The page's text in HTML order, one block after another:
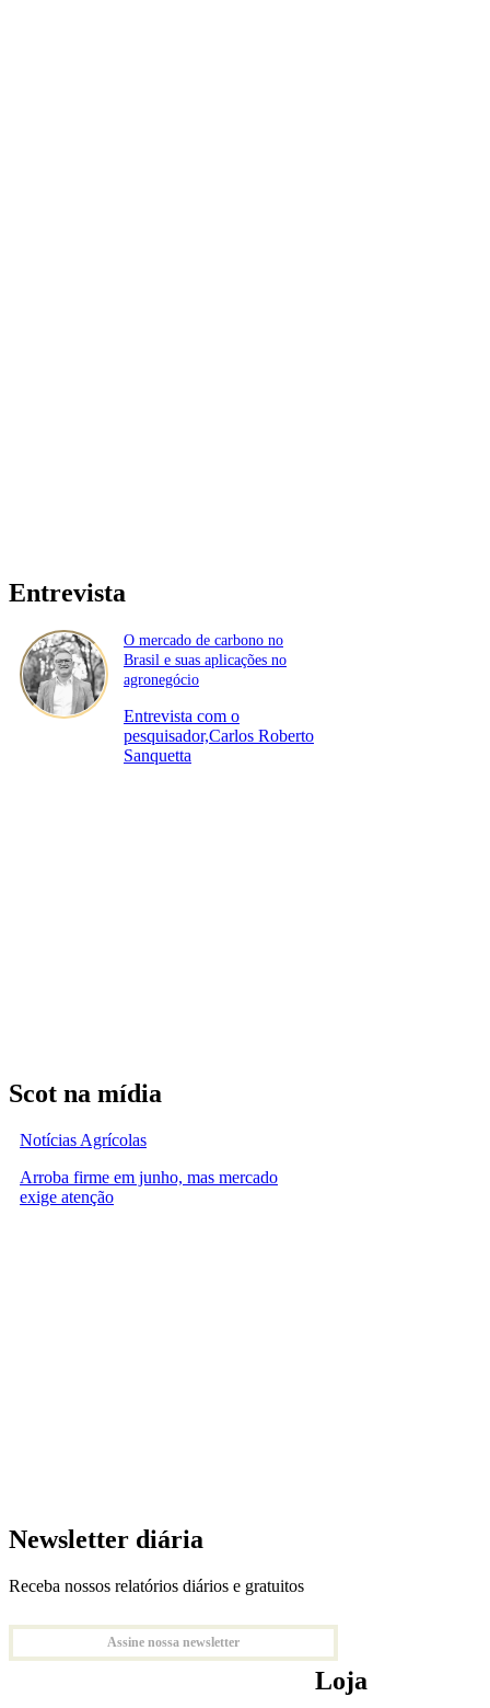
Entrevista
O mercado de carbono no
Brasil e suas aplicações no
agronegócio
Entrevista com o
pesquisador,Carlos Roberto
Sanquetta
Scot na mídia
Notícias Agrícolas
Arroba firme em junho, mas mercado
exige atenção
Newsletter diária
Receba nossos relatórios diários e gratuitos
Assine nossa newsletter
Loja